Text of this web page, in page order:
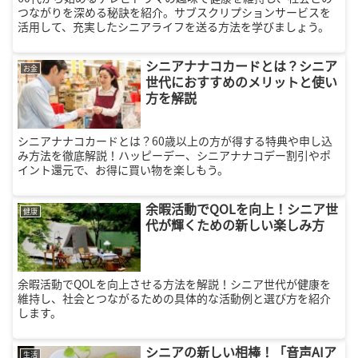
つながりを深める秘訣を紹介。サブスクリプションサービスを
活用して、充実したシニアライフを送る方法を学びましょう。
お金
シニアナナコカードとは？シニア
世代におすすめのメリットと使い
方を解説
シニアナナコカードとは？60歳以上の方が得する特典や申し込
み方法を徹底解説！ハッピーデー、シニアナナコデー割引やポ
イント還元で、お得に買い物を楽しもう。
健康
余暇活動でQOLを向上！シニア世
代が輝くための新しい楽しみ方
余暇活動でQOLを向上させる方法を解説！シニア世代が健康を
維持し、社会とつながるための具体的な活動例と選び方を紹介
します。
生活
シニアの新しい相棒！「音声AIア